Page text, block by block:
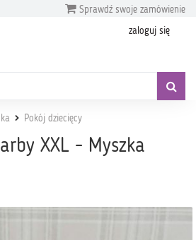
Sprawdź swoje zamówienie
zaloguj się
Pokój dziecięcy
XXL - Myszka